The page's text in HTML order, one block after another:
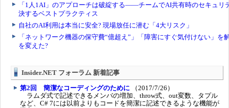
Insider.NET フォーラム 新着記事
第2回 簡潔なコーディングのために （2017/7/26）
ラムダ式で記述できるメンバの増加、throw式、out変数、タプル
など、C# 7には以前よりもコードを簡潔に記述できるような機能が